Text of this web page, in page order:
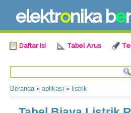
elektronika ber
Daftar Isi Tabel Arus
Beranda» aplikasi » listrik